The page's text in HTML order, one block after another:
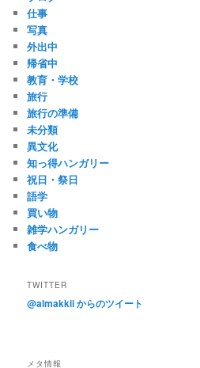
仕事
写真
外出中
帰省中
教育・学校
旅行
旅行の準備
未分類
異文化
知っ得ハンガリー
祝日・祭日
語学
買い物
雑学ハンガリー
食べ物
TWITTER
@almakkii からのツイート
メタ情報